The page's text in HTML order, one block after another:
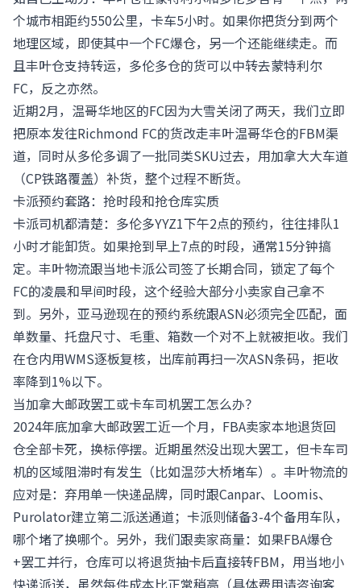
个城市相距约550公里，卡车5小时。如果你把货分到两个
地理区域，即使其中一个FC爆仓，另一个还能继续走。而
且丰叶仓支持转运，多伦多仓的货可以中转去蒙特利尔
FC，反之亦然。
近期2月，温哥华地区的FC因为大雪关闭了两天，我们立即
把原本发往Richmond FC的货改走丰叶温哥华仓的FBM渠
道，同时从多伦多调了一批同类SKU过去，用加拿大大车道
（CP铁路覆盖）补货，整个过程不断货。
卡派预约套路：抢时段和抢仓库实质
卡派司机都清楚：多伦多YYZ1下午2点的预约，往往排队1
小时才能卸货。如果抢到早上7点的时段，通常15分钟搞
定。丰叶物流跟当地卡派公司签了长期合同，锁定了每个
FC的凌晨和早间时段，这个经验大部分小卖家自己拿不
到。另外，亚马逊现在的预约系统跟ASN必须完全匹配，面
单数量、托盘尺寸、毛重、箱数一个对不上就被拒收。我们
在仓内用WMS逐板复核，出库前再扫一次ASN条码，拒收
率降到1%以下。
当加拿大邮政罢工或卡车司机罢工怎么办？
2024年底加拿大邮政罢工近一个月，FBA卖家本地退货回
仓全部卡死，换标停摆。近期虽然没出现大罢工，但卡车司
机的区域阻滞时有发生（比如温莎大桥堵车）。丰叶物流的
应对是：弃用单一快递品牌，同时跟Canpar、Loomis、
Purolator建立第二派送通道；卡派则储备3-4个备用车队，
哪个堵了换哪个。另外，我们跟卖家商量：如果FBA爆仓
+罢工并行，仓库可以将退货抽卡后直接转FBM，用当地小